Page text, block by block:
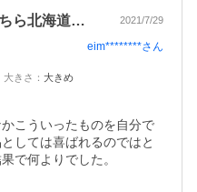
父の日で購入しました。こちら北海道です… 2021/7/29
eim********さん
大きさ ： 大きめ
こういったものを自分で
しては喜ばれるのではと
で何よりでした。